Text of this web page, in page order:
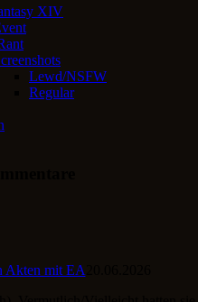
XIV
Lewd/NSFW
Regular
Akten mit EA